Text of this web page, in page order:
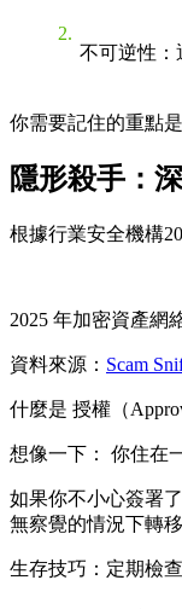
不可逆性
你需要記住的重點是
隱形殺手：
根據行業安全機構
2025 年加密資產網
資料來源： Scam
什麼是 授權（
想像一下 ： 你住在
如果你不小心簽署了
無察覺的情況下轉移
生存技巧 ：定期檢